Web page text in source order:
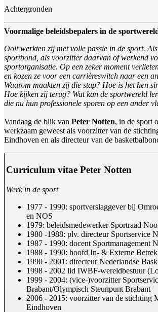
Achtergronden
Voormalige beleidsbepalers in de
Ooit werkten zij met volle passie in de sport.
sportbond, als voorzitter daarvan of werkend
sportorganisatie. Op een zeker moment
en kozen ze voor een carrièreswitch naar een
Waarom maakten zij die stap? Hoe is het hen
Hoe kijken zij terug? Wat kan de sportwereld
die nu hun professionele sporen op een ander
Vandaag de blik van Peter Notten, in de sport
werkzaam geweest als voorzitter van de
Eindhoven en als directeur van de
Curriculum vitae Peter Notten
Werk in de sport
1977 - 1990: sportverslaggever bij
en NOS
1979: beleidsmedewerker Sportraad
1980 -1988: plv. directeur Sportservice
1987 - 1990: docent Sportmanagement
1988 - 1990: hoofd In- & Externe
1990 - 2001: directeur Nederlandse
1998 - 2002 lid IWBF-wereldbestuur
1999 - 2004: (vice-)voorzitter
Brabant/Olympisch Steunpunt Brabant
2006 - 2015: voorzitter van de stichting
Eindhoven